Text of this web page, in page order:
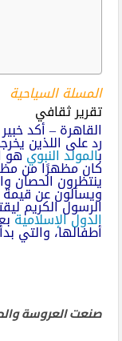
المسلة السياحية
تقرير ثقافي
القاهرة – أكد خبير
رد على اللذين
بالمولد النبويهو
كان مظهرًا من
ينتظرون الحصان
ويسألون عن قيمة
الرسول الكريم
الدول الإسلامية
أطفالها، والتي
صنعت العروسة